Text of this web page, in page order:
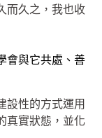
而久之，我也收
會與它共處、善
設性的方式運用
真實狀態，並化